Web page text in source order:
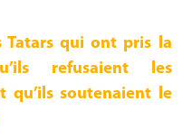
Tatars qui ont pris la
refusaient les
qu’ils soutenaient le